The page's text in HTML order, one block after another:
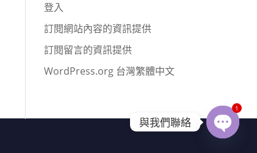
登入
訂閱網站內容的資訊提供
訂閱留言的資訊提供
WordPress.org 台灣繁體中文
與我們聯絡
1